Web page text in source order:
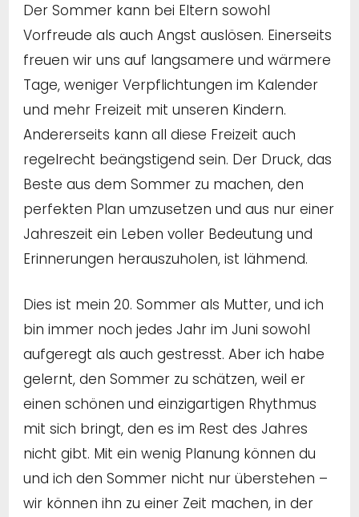
Der Sommer kann bei Eltern sowohl
Vorfreude als auch Angst auslösen. Einerseits
freuen wir uns auf langsamere und wärmere
Tage, weniger Verpflichtungen im Kalender
und mehr Freizeit mit unseren Kindern.
Andererseits kann all diese Freizeit auch
regelrecht beängstigend sein. Der Druck, das
Beste aus dem Sommer zu machen, den
perfekten Plan umzusetzen und aus nur einer
Jahreszeit ein Leben voller Bedeutung und
Erinnerungen herauszuholen, ist lähmend.
Dies ist mein 20. Sommer als Mutter, und ich
bin immer noch jedes Jahr im Juni sowohl
aufgeregt als auch gestresst. Aber ich habe
gelernt, den Sommer zu schätzen, weil er
einen schönen und einzigartigen Rhythmus
mit sich bringt, den es im Rest des Jahres
nicht gibt. Mit ein wenig Planung können du
und ich den Sommer nicht nur überstehen –
wir können ihn zu einer Zeit machen, in der